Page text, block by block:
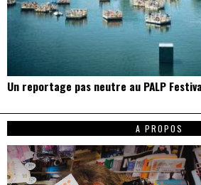
Un reportage pas neutre au PALP
A PROPOS